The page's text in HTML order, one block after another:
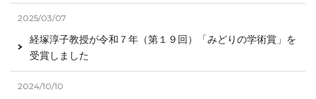
2025/03/07
経塚淳子教授が令和７年（第１９回）「みどりの学術賞」を
受賞しました
2024/10/10